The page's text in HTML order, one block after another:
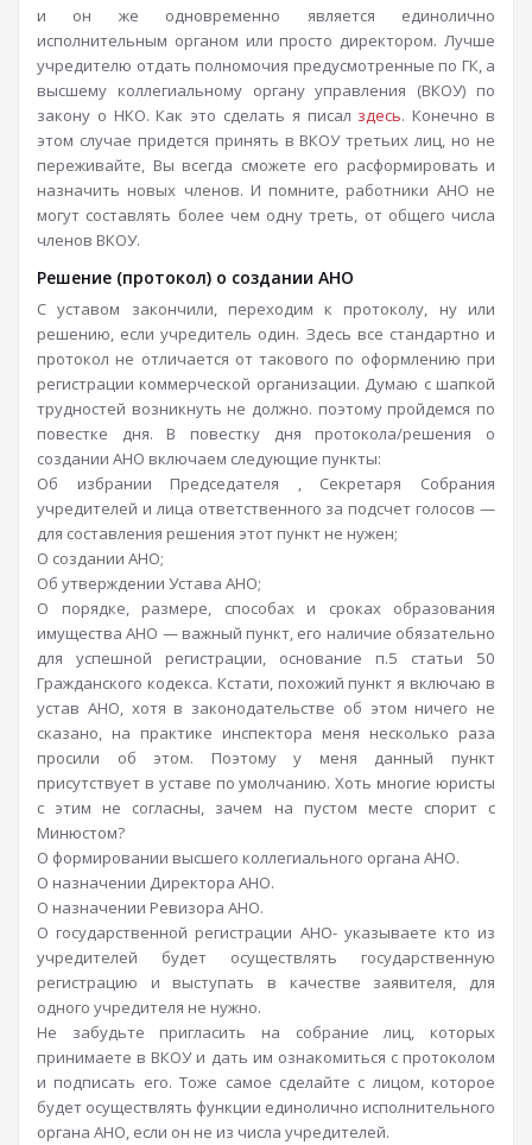
и он же одновременно является единолично
исполнительным органом или просто директором. Лучше
учредителю отдать полномочия предусмотренные по ГК, а
высшему коллегиальному органу управления (ВКОУ) по
закону о НКО. Как это сделать я писал здесь. Конечно в
этом случае придется принять в ВКОУ третьих лиц, но не
переживайте, Вы всегда сможете его расформировать и
назначить новых членов. И помните, работники АНО не
могут составлять более чем одну треть, от общего числа
членов ВКОУ.
Решение (протокол) о создании АНО
С уставом закончили, переходим к протоколу, ну или
решению, если учредитель один. Здесь все стандартно и
протокол не отличается от такового по оформлению при
регистрации коммерческой организации. Думаю с шапкой
трудностей возникнуть не должно. поэтому пройдемся по
повестке дня. В повестку дня протокола/решения о
создании АНО включаем следующие пункты:
Об избрании Председателя , Секретаря Собрания
учредителей и лица ответственного за подсчет голосов —
для составления решения этот пункт не нужен;
О создании АНО;
Об утверждении Устава АНО;
О порядке, размере, способах и сроках образования
имущества АНО — важный пункт, его наличие обязательно
для успешной регистрации, основание п.5 статьи 50
Гражданского кодекса. Кстати, похожий пункт я включаю в
устав АНО, хотя в законодательстве об этом ничего не
сказано, на практике инспектора меня несколько раза
просили об этом. Поэтому у меня данный пункт
присутствует в уставе по умолчанию. Хоть многие юристы
с этим не согласны, зачем на пустом месте спорит с
Минюстом?
О формировании высшего коллегиального органа АНО.
О назначении Директора АНО.
О назначении Ревизора АНО.
О государственной регистрации АНО- указываете кто из
учредителей будет осуществлять государственную
регистрацию и выступать в качестве заявителя, для
одного учредителя не нужно.
Не забудьте пригласить на собрание лиц, которых
принимаете в ВКОУ и дать им ознакомиться с протоколом
и подписать его. Тоже самое сделайте с лицом, которое
будет осуществлять функции единолично исполнительного
органа АНО, если он не из числа учредителей.